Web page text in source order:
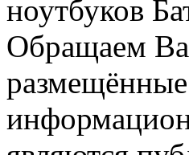
ноутбуков
Обращаем